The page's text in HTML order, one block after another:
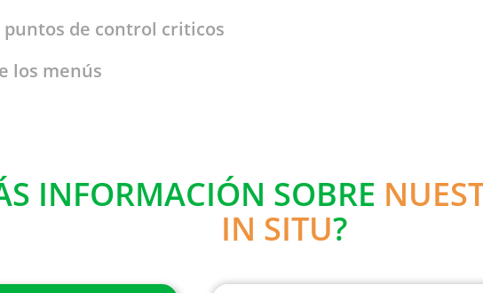
de control criticos
los menús
INFORMACIÓN SOBRE
IN SITU?